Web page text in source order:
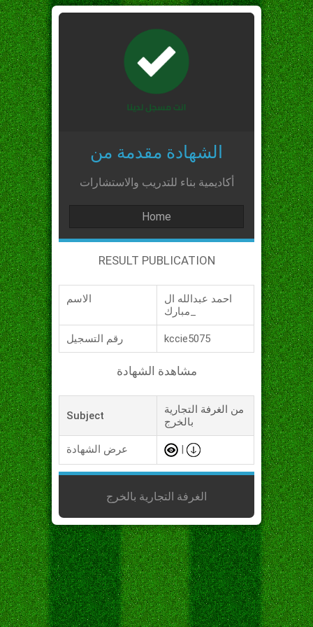
الشهادة مقدمة من
أكاديمية بناء للتدريب والاستشارات
Home
RESULT PUBLICATION
الاسم
احمد عبدالله ال
رقم التسجيل kccie5075
مشاهدة الشهادة
Subject
من الغرفة التجارية
بالخرج
عرض الشهادة
الغرفة التجارية بالخرج